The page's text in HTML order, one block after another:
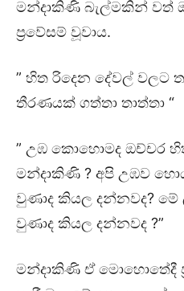
මන්දාකිණි බැල්මකින් වත්
ප්‍රවේසම් වූවාය.
” හිත රිදෙන දේවල්
තීරණයක් ගත්තා තාත්තා “
” උඹ කොහොමද ඔච්චර
මන්දාකිණි ? අපි උඹව
වුණාද කියල දන්නවද?
වුණාද කියල දන්නවද ?”
මන්දාකිණි ඒ මොහොතේදී